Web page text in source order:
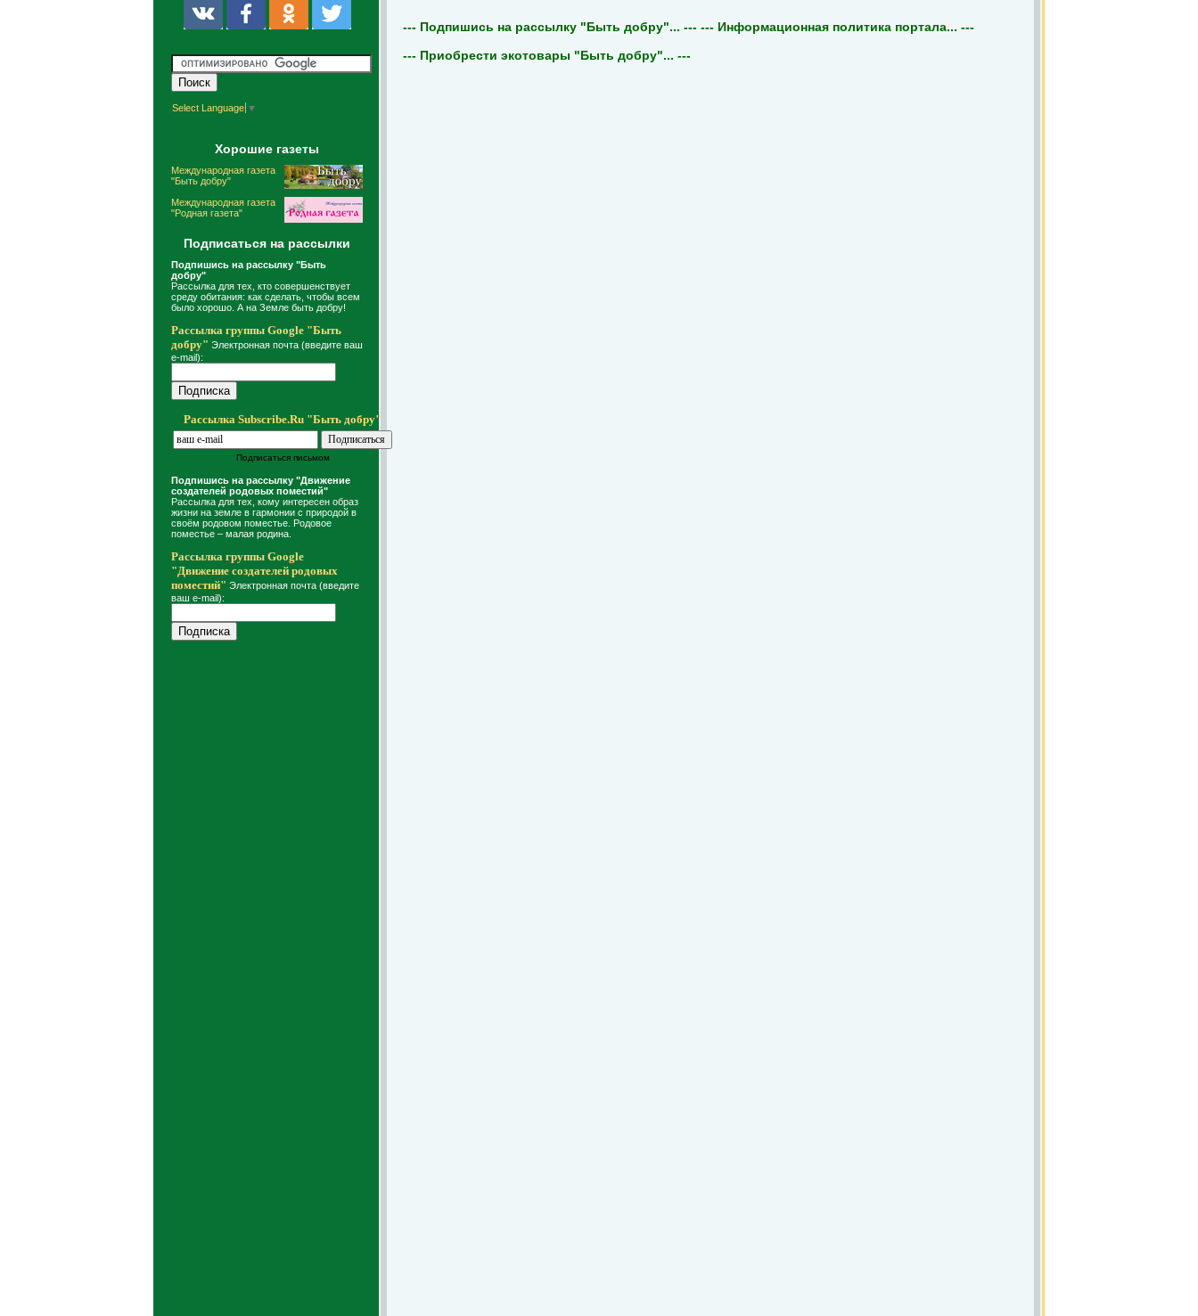
Select Language ▼
Хорошие газеты
Международная газета
"Быть добру"
Международная газета
"Родная газета"
Подписаться на рассылки
Подпишись на рассылку "Быть
добру"
Рассылка для тех, кто совершенствует
среду обитания: как сделать, чтобы всем
было хорошо. А на Земле быть добру!
Рассылка группы Google "Быть
добру" Электронная почта (введите ваш
e-mail):
Рассылка Subscribe.Ru "Быть добру"
Подписаться письмом
Подпишись на рассылку "Движение
создателей родовых поместий"
Рассылка для тех, кому интересен образ
жизни на земле в гармонии с природой в
своём родовом поместье. Родовое
поместье – малая родина.
Рассылка группы Google
"Движение создателей родовых
поместий" Электронная почта (введите
ваш e-mail):
--- Подпишись на рассылку "Быть добру"... --- --- Информационная политика портала... ---
--- Приобрести экотовары "Быть добру"... ---